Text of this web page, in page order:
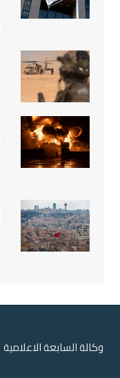
وكالة السابعة الاعلامية